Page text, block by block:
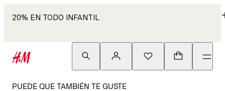
20% EN TODO INFANTIL
PUEDE QUE TAMBIÉN TE GUSTE